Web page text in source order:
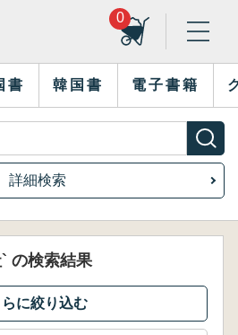
0
書 韓国書 電子書籍
詳細検索
の検索結果